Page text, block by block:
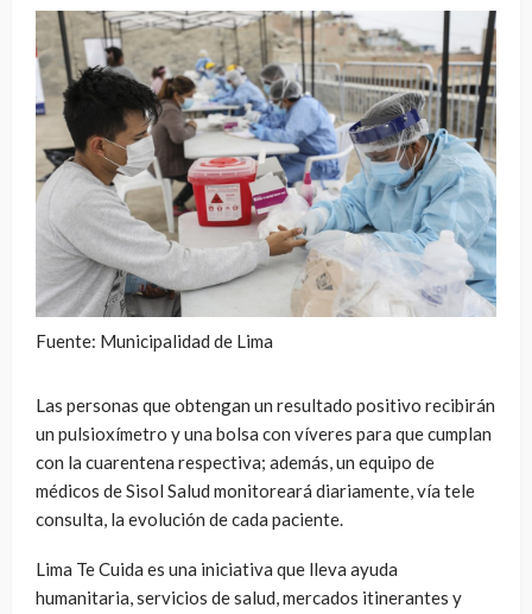
Fuente: Municipalidad de Lima
Las personas que obtengan un resultado positivo recibirán
un pulsioxímetro y una bolsa con víveres para que cumplan
con la cuarentena respectiva; además, un equipo de
médicos de Sisol Salud monitoreará diariamente, vía tele
consulta, la evolución de cada paciente.
Lima Te Cuida es una iniciativa que lleva ayuda
humanitaria, servicios de salud, mercados itinerantes y